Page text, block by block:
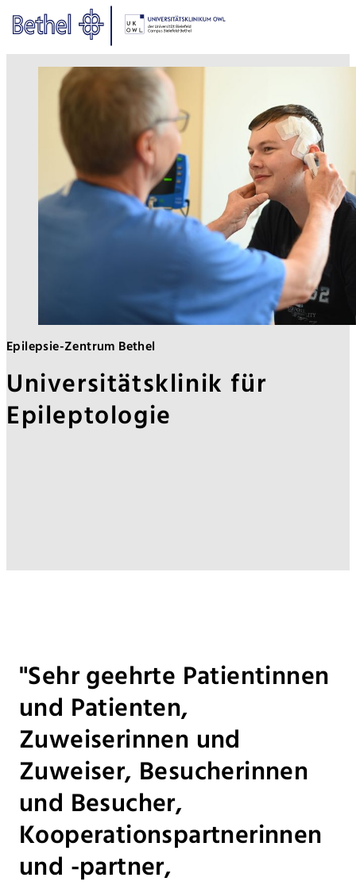
Zum Hauptinhalt springen
Zur Fußzeile springen
Bethel - Universitätsklinik für
Epilepsie-Zentrum Bethel
Universitätsklinik für
Epileptologie
"Sehr geehrte Patientinnen
und Patienten,
Zuweiserinnen und
Zuweiser, Besucherinnen
und Besucher,
Kooperationspartnerinnen
und -partner,